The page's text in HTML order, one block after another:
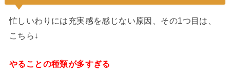
忙しいわりには充実感を感じない原因、その1つ目は、
こちら↓
やることの種類が多すぎる